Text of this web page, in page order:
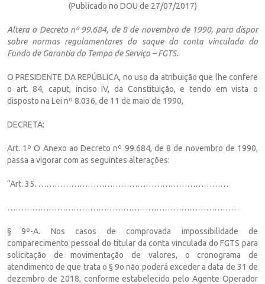
(Publicado no DOU de 27/07/2017)
Altera o Decreto nº 99.684, de 8 de novembro de 1990, para dispor
sobre normas regulamentares do saque da conta vinculada do
Fundo de Garantia do Tempo de Serviço – FGTS.
O PRESIDENTE DA REPÚBLICA, no uso da atribuição que lhe confere
o art. 84, caput, inciso IV, da Constituição, e tendo em vista o
disposto na Lei nº 8.036, de 11 de maio de 1990,
DECRETA:
Art. 1º O Anexo ao Decreto nº 99.684, de 8 de novembro de 1990,
passa a vigorar com as seguintes alterações:
“Art. 35. ……………………………………………………………
…………………………………………………………………………
§ 9º-A. Nos casos de comprovada impossibilidade de
comparecimento pessoal do titular da conta vinculada do FGTS para
solicitação de movimentação de valores, o cronograma de
atendimento de que trata o § 9o não poderá exceder a data de 31 de
dezembro de 2018, conforme estabelecido pelo Agente Operador